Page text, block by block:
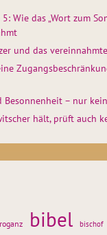
Wie das „Wort zum
und das
– nur
hält, prüft auch
bibel bischof